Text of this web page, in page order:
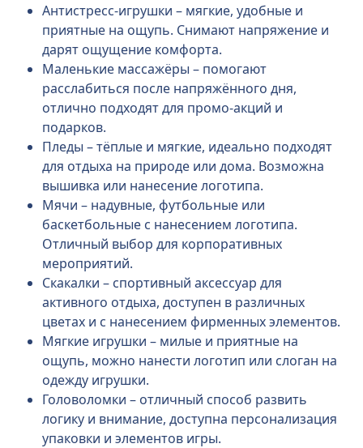
Антистресс-игрушки – мягкие, удобные и
приятные на ощупь. Снимают напряжение и
дарят ощущение комфорта.
Маленькие массажёры – помогают
расслабиться после напряжённого дня,
отлично подходят для промо-акций и
подарков.
Пледы – тёплые и мягкие, идеально подходят
для отдыха на природе или дома. Возможна
вышивка или нанесение логотипа.
Мячи – надувные, футбольные или
баскетбольные с нанесением логотипа.
Отличный выбор для корпоративных
мероприятий.
Скакалки – спортивный аксессуар для
активного отдыха, доступен в различных
цветах и с нанесением фирменных элементов.
Мягкие игрушки – милые и приятные на
ощупь, можно нанести логотип или слоган на
одежду игрушки.
Головоломки – отличный способ развить
логику и внимание, доступна персонализация
упаковки и элементов игры.